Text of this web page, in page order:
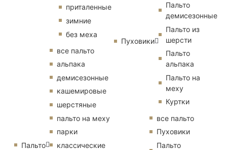
приталенные
зимние
без меха
Пальто
все пальто
альпака
демисезонные
кашемировые
шерстяные
пальто на меху
парки
классические
Пуховики
Пальто
демисезонные
Пальто из
шерсти
Пальто
альпака
Пальто на
меху
Куртки
все пальто
Пуховики
Пальто